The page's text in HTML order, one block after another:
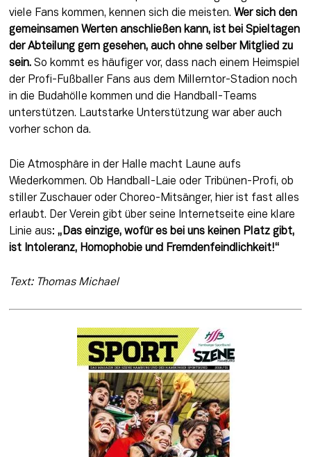
viele Fans kommen, kennen sich die meisten. Wer sich den
gemeinsamen Werten anschließen kann, ist bei Spieltagen
der Abteilung gern gesehen, auch ohne selber Mitglied zu
sein. So kommt es häufiger vor, dass nach einem Heimspiel
der Profi-Fußballer Fans aus dem Millerntor-Stadion noch
in die Budahölle kommen und die Handball-Teams
unterstützen. Lautstarke Unterstützung war aber auch
vorher schon da.
Die Atmosphäre in der Halle macht Laune aufs
Wiederkommen. Ob Handball-Laie oder Tribünen-Profi, ob
stiller Zuschauer oder Choreo-Mitsänger, hier ist fast alles
erlaubt. Der Verein gibt über seine Internetseite eine klare
Linie aus: „Das einzige, wofür es bei uns keinen Platz gibt,
ist Intoleranz, Homophobie und Fremdenfeindlichkeit!“
Text: Thomas Michael